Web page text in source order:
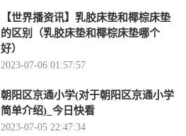
【世界播资讯】乳胶床垫和椰棕床垫
的区别（乳胶床垫和椰棕床垫哪个
好）
2023-07-06 01:57:57
朝阳区京通小学(对于朝阳区京通小学
简单介绍)_今日快看
2023-07-05 22:47:34